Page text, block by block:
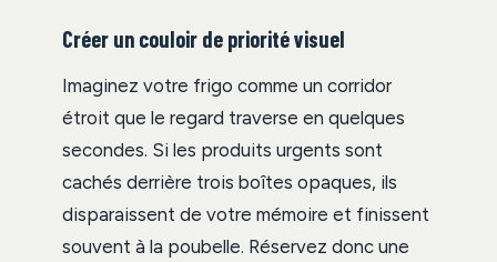
Créer un couloir de priorité visuel
Imaginez votre frigo comme un corridor
étroit que le regard traverse en quelques
secondes. Si les produits urgents sont
cachés derrière trois boîtes opaques, ils
disparaissent de votre mémoire et finissent
souvent à la poubelle. Réservez donc une